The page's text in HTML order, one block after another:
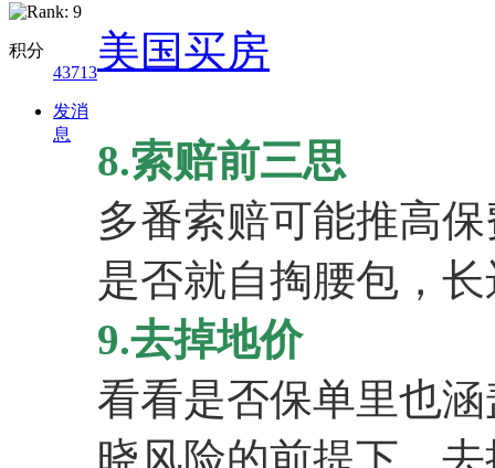
积分
43713
发消
息
美国买房
8.索赔前三思
多番索赔可能推高
是否就自掏腰包，
9.去掉地价
看看是否保单里也
晓风险的前提下，